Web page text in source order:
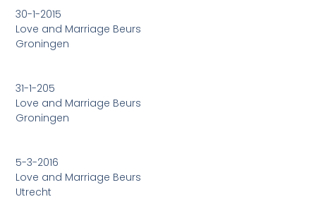
30-1-2015
Love and Marriage Beurs
Groningen
31-1-205
Love and Marriage Beurs
Groningen
5-3-2016
Love and Marriage Beurs
Utrecht